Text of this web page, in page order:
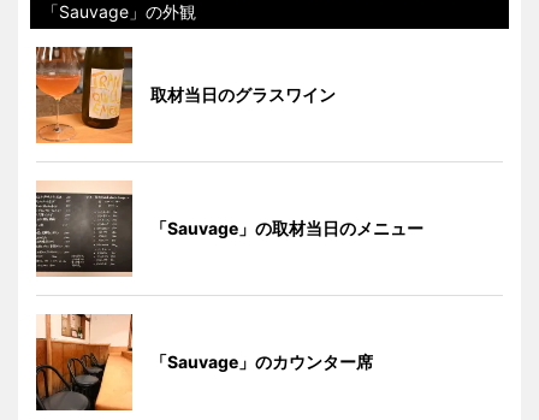
「Sauvage」の外観
取材当日のグラスワイン
「Sauvage」の取材当日のメニュー
「Sauvage」のカウンター席